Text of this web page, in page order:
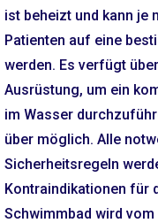
ist beheizt und kann je
Patienten auf eine
werden. Es verfügt
Ausrüstung, um ein
im Wasser
über möglich. Alle
Sicherheitsregeln
Kontraindikationen für
Schwimmbad wird